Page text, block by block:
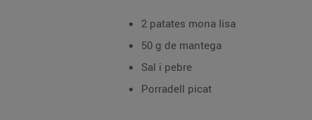
2 patates mona lisa
50 g de mantega
Sal i pebre
Porradell picat